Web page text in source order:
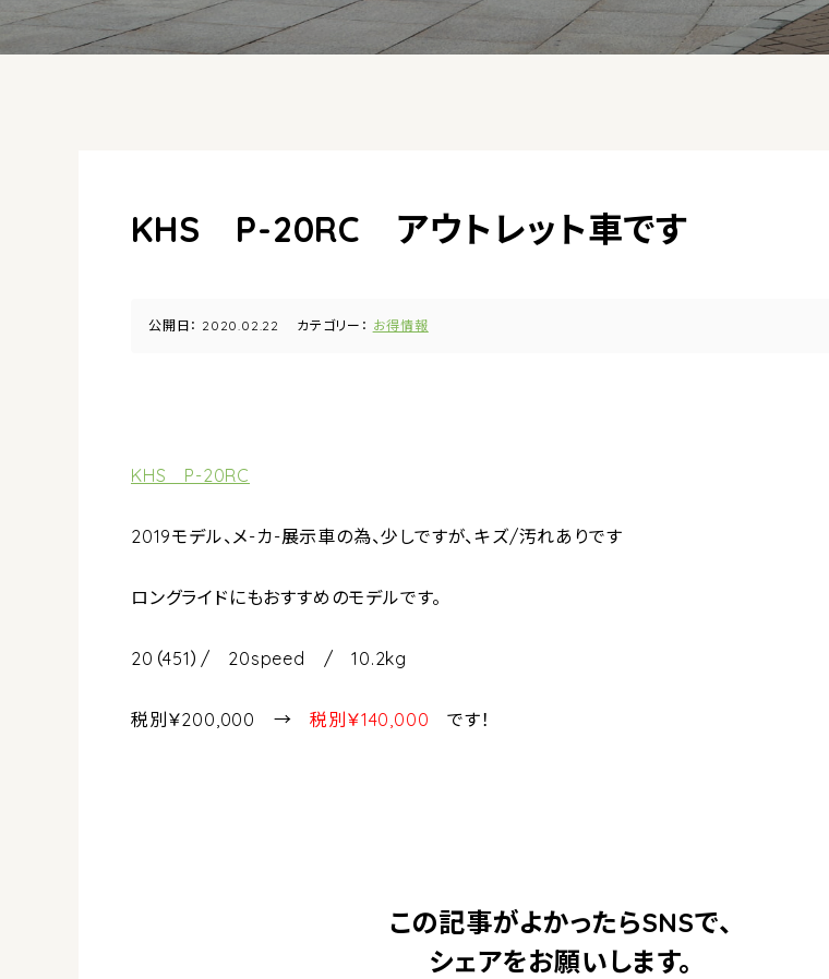
KHS P-20RC アウトレット車です
公開日： 2020.02.22 カテゴリー： お得情報
KHS P-20RC
2019モデル、メ-カ-展示車の為、少しですが、キズ/汚れありです
ロングライドにもおすすめのモデルです。
20（451）/ 20speed / 10.2kg
税別￥200,000 →税別￥140,000です！
この記事がよかったらSNSで、
シェアをお願いします。